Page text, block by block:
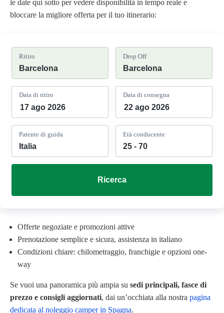
le date qui sotto per vedere disponibilità in tempo reale e
bloccare la migliore offerta per il tuo itinerario:
Patente di guida Età conducente
Ritiro Drop Off
Data di ritiro Data di consegna
Ricerca
Offerte negoziate e promozioni attive
Prenotazione semplice e sicura, assistenza in italiano
Condizioni chiare: chilometraggio, franchigie e opzioni one-
way
Se vuoi una panoramica più ampia su sedi principali, fasce di
prezzo e consigli aggiornati, dai un’occhiata alla nostra pagina
dedicata al noleggio camper in Spagna.